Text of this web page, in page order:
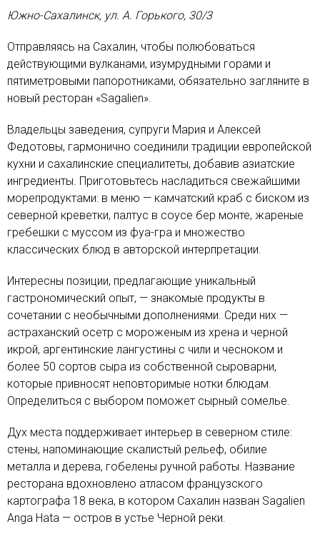
Южно-Сахалинск, ул. А. Горького, 30/3
Отправляясь на Сахалин, чтобы полюбоваться
действующими вулканами, изумрудными горами и
пятиметровыми папоротниками, обязательно загляните в
новый ресторан «Sagalien».
Владельцы заведения, супруги Мария и Алексей
Федотовы, гармонично соединили традиции европейской
кухни и сахалинские специалитеты, добавив азиатские
ингредиенты. Приготовьтесь насладиться свежайшими
морепродуктами: в меню — камчатский краб с биском из
северной креветки, палтус в соусе бер монте, жареные
гребешки с муссом из фуа-гра и множество
классических блюд в авторской интерпретации.
Интересны позиции, предлагающие уникальный
гастрономический опыт, — знакомые продукты в
сочетании с необычными дополнениями. Среди них —
астраханский осетр с мороженым из хрена и черной
икрой, аргентинские лангустины с чили и чесноком и
более 50 сортов сыра из собственной сыроварни,
которые привносят неповторимые нотки блюдам.
Определиться с выбором поможет сырный сомелье.
Дух места поддерживает интерьер в северном стиле:
стены, напоминающие скалистый рельеф, обилие
металла и дерева, гобелены ручной работы. Название
ресторана вдохновлено атласом французского
картографа 18 века, в котором Сахалин назван Sagalien
Anga Hata — остров в устье Черной реки.